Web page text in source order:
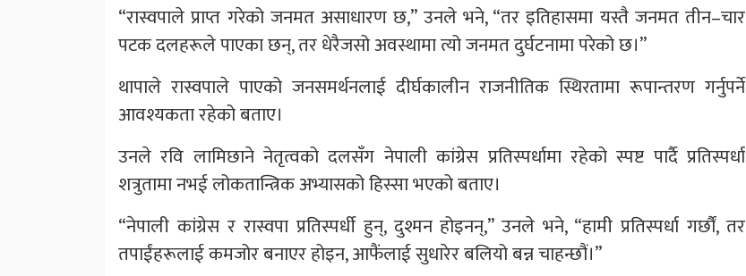
“रास्वपाले प्राप्त गरेको जनमत असाधारण छ,” उनले भने, “तर इतिहासमा यस्तै जनमत तीन–चार
पटक दलहरूले पाएका छन्, तर धेरैजसो अवस्थामा त्यो जनमत दुर्घटनामा परेको छ।”
थापाले रास्वपाले पाएको जनसमर्थनलाई दीर्घकालीन राजनीतिक स्थिरतामा रूपान्तरण गर्नुपर्ने
आवश्यकता रहेको बताए।
उनले रवि लामिछाने नेतृत्वको दलसँग नेपाली कांग्रेस प्रतिस्पर्धामा रहेको स्पष्ट पार्दै प्रतिस्पर्धा
शत्रुतामा नभई लोकतान्त्रिक अभ्यासको हिस्सा भएको बताए।
“नेपाली कांग्रेस र रास्वपा प्रतिस्पर्धी हुन्, दुश्मन होइनन्,” उनले भने, “हामी प्रतिस्पर्धा गर्छौं, तर
तपाईंहरूलाई कमजोर बनाएर होइन, आफैंलाई सुधारेर बलियो बन्न चाहन्छौं।”